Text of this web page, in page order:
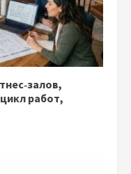
работ,